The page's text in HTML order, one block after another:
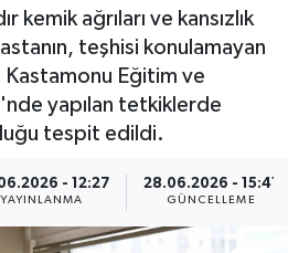
kemik ağrıları ve kansızlık
teşhisi konulamayan
Kastamonu Eğitim ve
yapılan tetkiklerde
tespit edildi.
- 12:27
YAYINLANMA
28.06.2026 - 15:41
GÜNCELLEME